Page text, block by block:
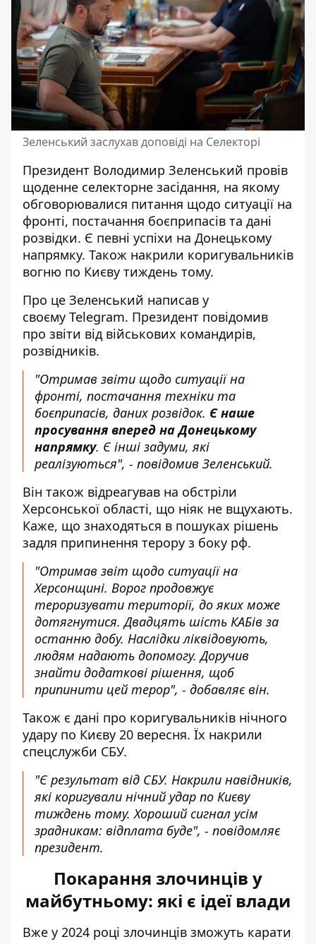
Зеленський заслухав доповіді на Селекторі
Президент Володимир Зеленський провів
щоденне селекторне засідання, на якому
обговорювалися питання щодо ситуації на
фронті, постачання боєприпасів та дані
розвідки. Є певні успіхи на Донецькому
напрямку. Також накрили коригувальників
вогню по Києву тиждень тому.
Про це Зеленський написав у
своєму Telegram. Президент повідомив
про звіти від військових командирів,
розвідників.
"Отримав звіти щодо ситуації на
фронті, постачання техніки та
боєприпасів, даних розвідок. Є наше
просування вперед на Донецькому
напрямку. Є інші задуми, які
реалізуються", - повідомив Зеленський.
Він також відреагував на обстріли
Херсонської області, що ніяк не вщухають.
Каже, що знаходяться в пошуках рішень
задля припинення терору з боку рф.
"Отримав звіт щодо ситуації на
Херсонщині. Ворог продовжує
тероризувати території, до яких може
дотягнутися. Двадцять шість КАБів за
останню добу. Наслідки ліквідовують,
людям надають допомогу. Доручив
знайти додаткові рішення, щоб
припинити цей терор", - добавляє він.
Також є дані про коригувальників нічного
удару по Києву 20 вересня. Їх накрили
спецслужби СБУ.
"Є результат від СБУ. Накрили навідників,
які коригували нічний удар по Києву
тиждень тому. Хороший сигнал усім
зрадникам: відплата буде", - повідомляє
президент.
Покарання злочинців у
майбутньому: які є ідеї влади
Вже у 2024 році злочинців зможуть карати